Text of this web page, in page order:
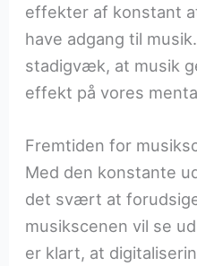
effekter af konstant
have adgang til
stadigvæk, at musik
effekt på vores
Fremtiden for
Med den konstante
det svært at
musikscenen vil se
er klart, at